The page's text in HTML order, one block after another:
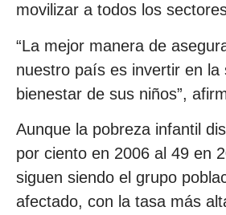
movilizar a todos los
“La mejor manera de
nuestro país es invertir en la
bienestar de sus niños”,
Aunque la pobreza infantil
por ciento en 2006 al 49 en
siguen siendo el grupo
afectado, con la tasa más